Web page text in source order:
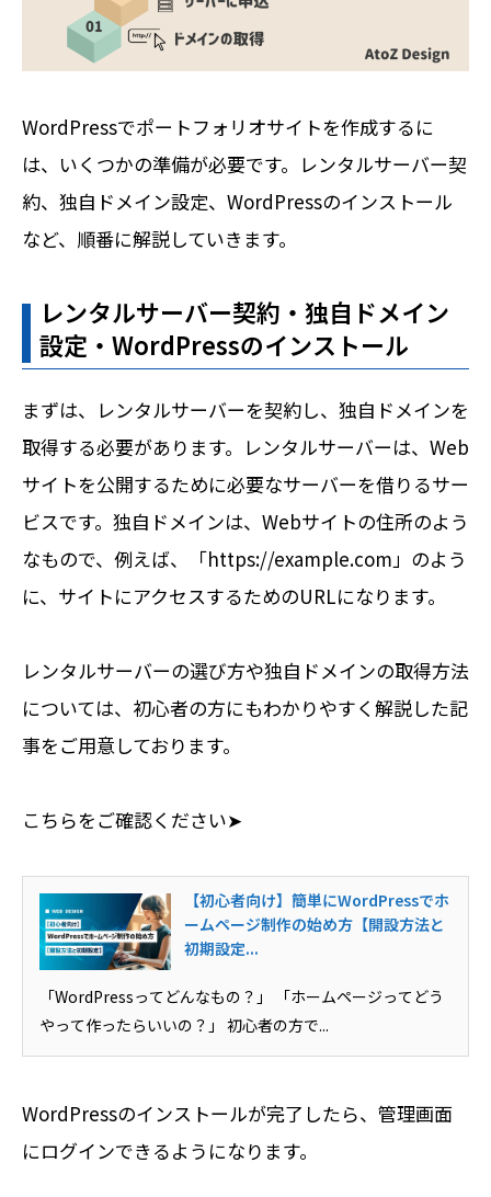
WordPressでポートフォリオサイトを作成するに
は、いくつかの準備が必要です。レンタルサーバー契
約、独自ドメイン設定、WordPressのインストール
など、順番に解説していきます。
レンタルサーバー契約・独自ドメイン
設定・WordPressのインストール
まずは、レンタルサーバーを契約し、独自ドメインを
取得する必要があります。レンタルサーバーは、Web
サイトを公開するために必要なサーバーを借りるサー
ビスです。独自ドメインは、Webサイトの住所のよう
なもので、例えば、「https://example.com」のよう
に、サイトにアクセスするためのURLになります。
レンタルサーバーの選び方や独自ドメインの取得方法
については、初心者の方にもわかりやすく解説した記
事をご用意しております。
こちらをご確認ください➤
【初心者向け】簡単にWordPressでホ
ームページ制作の始め方【開設方法と
初期設定...
「WordPressってどんなもの？」 「ホームページってどう
やって作ったらいいの？」 初心者の方で...
WordPressのインストールが完了したら、管理画面
にログインできるようになります。